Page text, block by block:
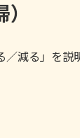
減る」を説